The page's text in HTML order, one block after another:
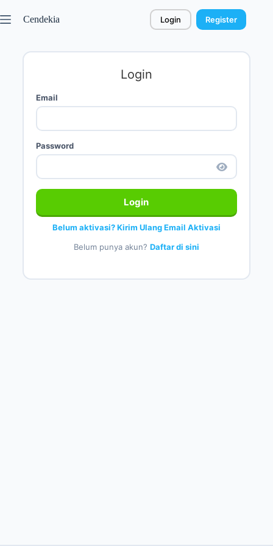
Cendekia Login Register
Login
Email
Password
Login
Belum aktivasi? Kirim Ulang Email Aktivasi
Belum punya akun? Daftar di sini